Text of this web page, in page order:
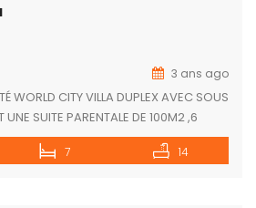
3 ans ago
WORLD CITY VILLA DUPLEX AVEC SOUS
UNE SUITE PARENTALE DE 100M2 ,6
UN GRANDE SALLE DE
SALLE DE FÊTE, UNE BOYERIE , UNE
7 14